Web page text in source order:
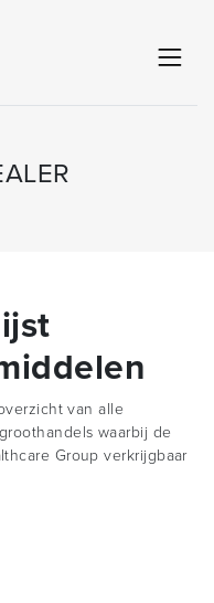
van alle
waarbij de
Group verkrijgbaar